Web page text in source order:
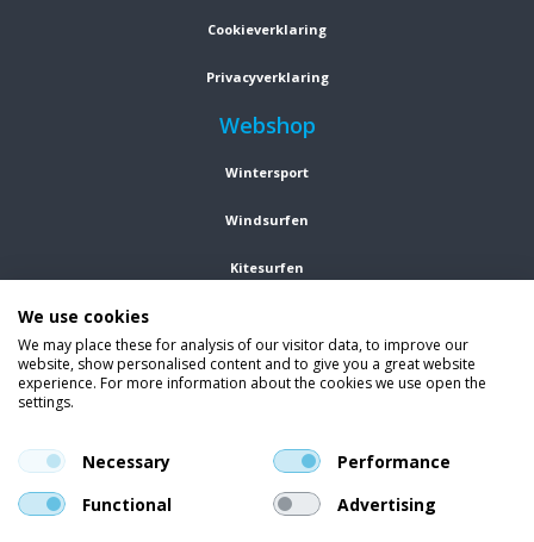
Cookieverklaring
Privacyverklaring
Webshop
Wintersport
Windsurfen
Kitesurfen
Kleding
Vind ons op social media
En blijf op de hoogte van trends, aanbiedingen en kortingsacties.
We use cookies
We may place these for analysis of our visitor data, to improve our
website, show personalised content and to give you a great website
experience. For more information about the cookies we use open the
settings.
Necessary
Performance
Functional
Advertising